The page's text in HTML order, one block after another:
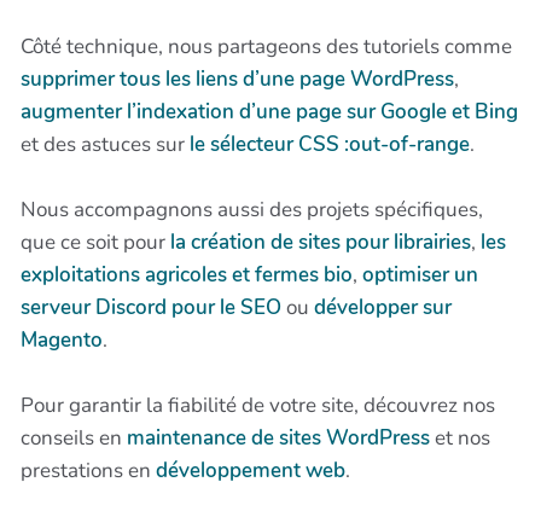
Côté technique, nous partageons des tutoriels comme
supprimer tous les liens d’une page WordPress,
augmenter l’indexation d’une page sur Google et Bing
et des astuces sur le sélecteur CSS :out-of-range.
Nous accompagnons aussi des projets spécifiques,
que ce soit pour la création de sites pour librairies, les
exploitations agricoles et fermes bio, optimiser un
serveur Discord pour le SEOou développer sur
Magento.
Pour garantir la fiabilité de votre site, découvrez nos
conseils en maintenance de sites WordPresset nos
prestations en développement web.